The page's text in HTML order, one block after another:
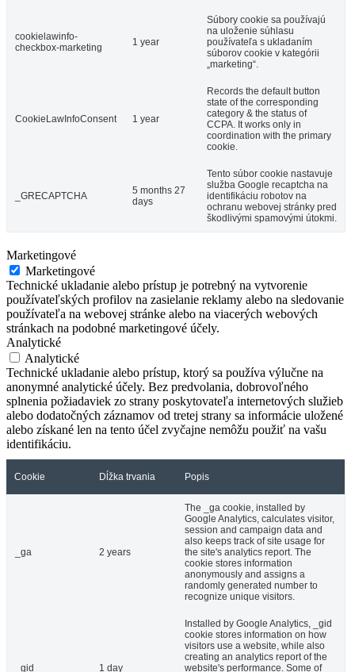
cookielawinfo-
checkbox-marketing
1 year
Súbory cookie sa používajú
na uloženie súhlasu
používateľa s ukladaním
súborov cookie v kategórii
„marketing“.
CookieLawInfoConsent 1 year
Records the default button
state of the corresponding
category & the status of
CCPA. It works only in
coordination with the primary
cookie.
_GRECAPTCHA
5 months 27
days
Tento súbor cookie nastavuje
služba Google recaptcha na
identifikáciu robotov na
ochranu webovej stránky pred
škodlivými spamovými útokmi.
Marketingové
Marketingové
Technické ukladanie alebo prístup je potrebný na vytvorenie
používateľských profilov na zasielanie reklamy alebo na sledovanie
používateľa na webovej stránke alebo na viacerých webových
stránkach na podobné marketingové účely.
Analytické
Analytické
Technické ukladanie alebo prístup, ktorý sa používa výlučne na
anonymné analytické účely. Bez predvolania, dobrovoľného
splnenia požiadaviek zo strany poskytovateľa internetových služieb
alebo dodatočných záznamov od tretej strany sa informácie uložené
alebo získané len na tento účel zvyčajne nemôžu použiť na vašu
identifikáciu.
Cookie Dĺžka trvania Popis
_ga 2 years
The _ga cookie, installed by
Google Analytics, calculates visitor,
session and campaign data and
also keeps track of site usage for
the site's analytics report. The
cookie stores information
anonymously and assigns a
randomly generated number to
recognize unique visitors.
_gid 1 day
Installed by Google Analytics, _gid
cookie stores information on how
visitors use a website, while also
creating an analytics report of the
website's performance. Some of